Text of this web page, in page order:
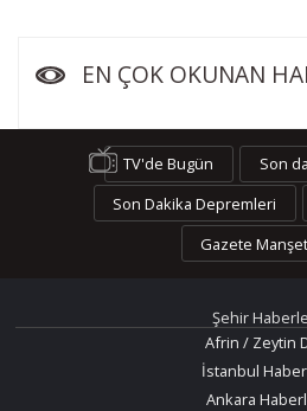
EN ÇOK OKUNAN
TV'de Bugün
Son
Son Dakika Depremleri
Gazete
Şehir
Afrin / Zeytin
İstanbul
Ankara